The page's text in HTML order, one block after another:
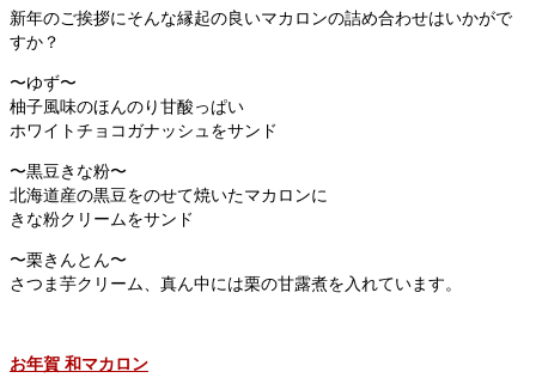
新年のご挨拶にそんな縁起の良いマカロンの詰め合わせはいかがで
すか？
〜ゆず〜
柚子風味のほんのり甘酸っぱい
ホワイトチョコガナッシュをサンド
〜黒豆きな粉〜
北海道産の黒豆をのせて焼いたマカロンに
きな粉クリームをサンド
〜栗きんとん〜
さつま芋クリーム、真ん中には栗の甘露煮を入れています。
お年賀 和マカロン